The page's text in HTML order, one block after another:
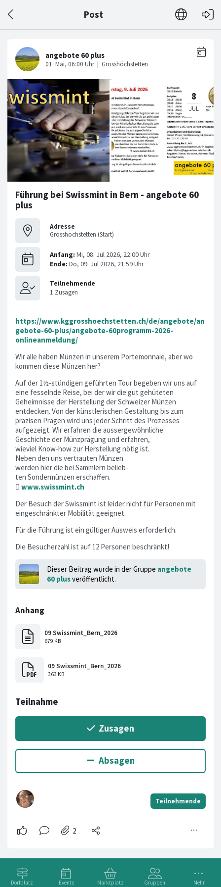
Post
Dorfplatz Events Marktplatz Gruppen Mehr
Führung bei Swissmint in Bern - angebote 60
plus
Adresse
Grosshöchstetten (Start)
https://www.kggrosshoechstetten.ch/de/angebote/an
gebote-60-plus/angebote-60programm-2026-
onlineanmeldung/
Wir alle haben Münzen in unserem Portemonnaie, aber wo
kommen diese Münzen her?
Auf der 1½-stündigen geführten Tour begeben wir uns auf
eine fesselnde Reise, bei der wir die gut gehüteten
Geheimnisse der Herstellung der Schweizer Münzen
entdecken. Von der künstlerischen Gestaltung bis zum
präzisen Prägen wird uns jeder Schritt des Prozesses
aufgezeigt. Wir erfahren die aussergewöhnliche
Geschichte der Münzprägung und erfahren,
wieviel Know-how zur Herstellung nötig ist.
Neben den uns vertrauten Münzen
werden hier die bei Sammlern belieb-
ten Sondermünzen erschaffen.
 www.swissmint.ch
Der Besuch der Swissmint ist leider nicht für Personen mit
eingeschränkter Mobilität geeignet.
Für die Führung ist ein gültiger Ausweis erforderlich.
Die Besucherzahl ist auf 12 Personen beschränkt!
Dieser Beitrag wurde in der Gruppe angebote
60 plusveröffentlicht.